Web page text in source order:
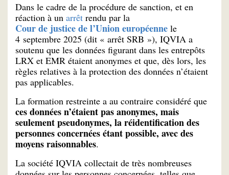
Dans le cadre de la procédure de sanction, et en
réaction à un arrêt rendu par la
Cour de justice de l’Union européenne le
4 septembre 2025 (dit « arrêt SRB »), IQVIA a
soutenu que les données figurant dans les entrepôts
LRX et EMR étaient anonymes et que, dès lors, les
règles relatives à la protection des données n’étaient
pas applicables.
La formation restreinte a au contraire considéré que
ces données n’étaient pas anonymes, mais
seulement pseudonymes, la réidentification des
personnes concernées étant possible, avec des
moyens raisonnables.
La société IQVIA collectait de très nombreuses